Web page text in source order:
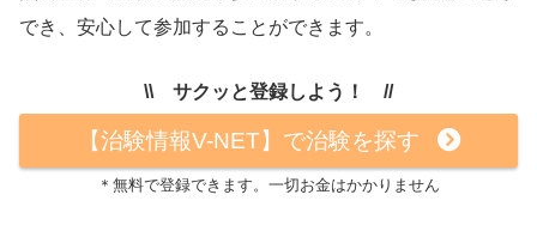
でき、安心して参加することができます。
\\ サクッと登録しよう！ //
【治験情報V-NET】で治験を探す
＊無料で登録できます。一切お金はかかりません